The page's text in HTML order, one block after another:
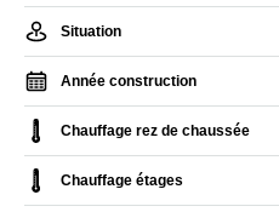
Situation
Année construction
Chauffage rez de chaussée
Chauffage étages